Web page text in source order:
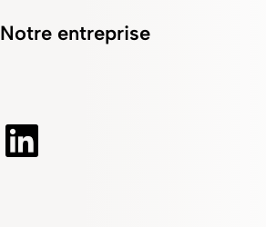
Notre entreprise